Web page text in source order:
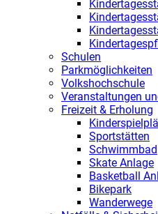
Schulen
Parkmöglichkeiten
Volkshochschule
Veranstaltungen
Freizeit & Erholung
Sportstätten
Schwimmbad
Skate Anlage
Basketball
Bikepark
Wanderwege